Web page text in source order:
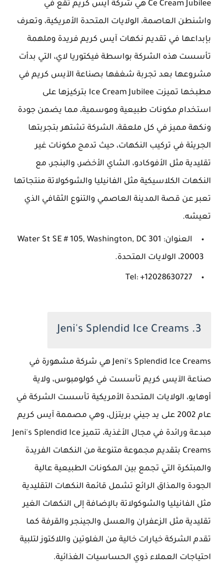
Ce Cream Jubilee هي شركة آيس كريم تقع في
واشنطن العاصمة، الولايات المتحدة الأمريكية، وتعرف
بإبداعها في تقديم نكهات آيس كريم فريدة وملهمة
تأسست هذه الشركة بواسطة فيكتوريا لاي، التي بدأت
مشروعها بعد تجربة شغفها بصناعة الآيس كريم في
مطبخها تميزت Ice Cream Jubilee بتركيزها على
استخدام مكونات طبيعية وموسمية، مما يضمن جودة
ونكهة مميز في كل ملعقة، الشركة تشتهر بتجربتها
الجريئة في تركيب النكهات، حيث تدمج مكونات غير
تقليدية مثل الأفوكادو، الشاي الأخضر، والبنجر، مع
النكهات الكلاسيكية مثل الفانيليا والشوكولاتة منتجاتها
تعبر عن قصة المدينة العاصمي والتنوع الثقافي الذي
تعيشه.
العنوان: 301 Water St SE # 105, Washington, DC
20003، الولايات المتحدة.
Tel: +12028630727
3. Jeni's Splendid Ice Creams
Jeni's Splendid Ice Creams هي شركة مشهورة في
صناعة الآيس كريم تأسست في كولومبوس، ولاية
أوهايو، الولايات المتحدة الأمريكية تأسست الشركة في
عام 2002 على يد جيني بريتزل، وهي مصممة آيس كريم
مبدعة ورائدة في مجال الأغذية، تتميز Jeni's Splendid Ice
Creams بتقديم مجموعة متنوعة من النكهات الفريدة
والمبتكرة التي تجمع بين المكونات الطبيعية عالية
الجودة والمذاق الرائع تشمل قائمة النكهات التقليدية
مثل الفانيليا والشوكولاتة بالإضافة إلى النكهات الغير
تقليدية مثل الزعفران والعسل والجينجر والقرفة كما
تقدم الشركة خيارات خالية من الغلوتين واللاكتوز لتلبية
احتياجات العملاء ذوي الحساسيات الغذائية.